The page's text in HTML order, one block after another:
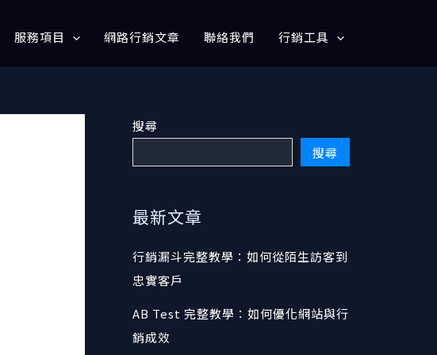
服務項目 網路行銷文章 聯絡我們 行銷工具
搜尋
搜尋
最新文章
行銷漏斗完整教學：如何從陌生訪客到
忠實客戶
AB Test 完整教學：如何優化網站與行
銷成效